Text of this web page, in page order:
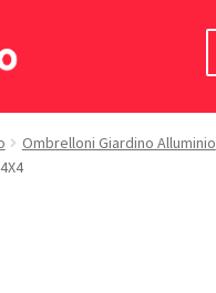
Ombrelloni Giardino Alluminio